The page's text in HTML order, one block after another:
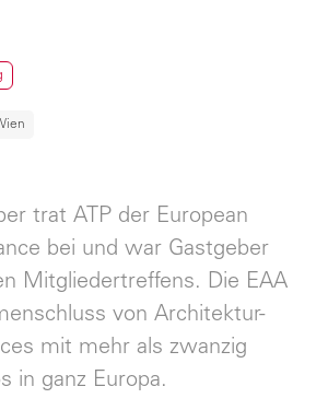
trat ATP der European
bei und war Gastgeber
Mitgliedertreffens. Die EAA
von Architektur-
mit mehr als zwanzig
in ganz Europa.